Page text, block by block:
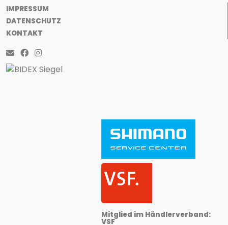
IMPRESSUM
DATENSCHUTZ
KONTAKT
Mitglied im Händlerverband:
VSF